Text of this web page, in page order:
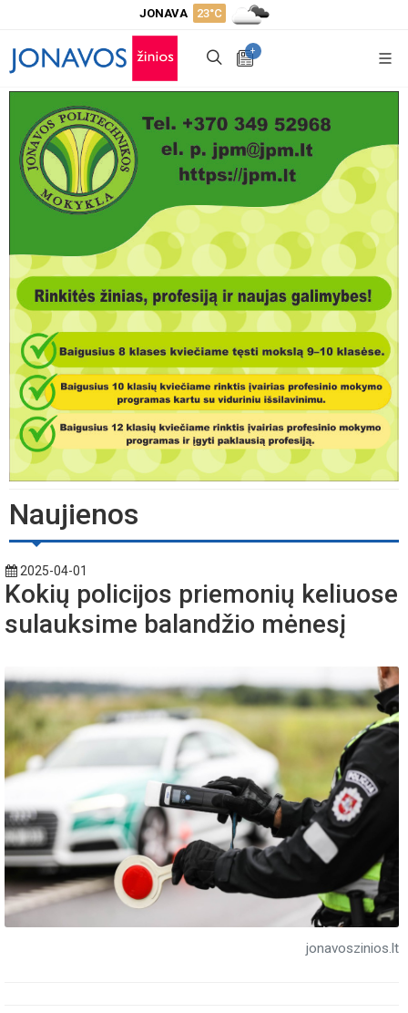
JONAVA 23°C
+
Naujienos
2025-04-01
Kokių policijos priemonių keliuose
sulauksime balandžio mėnesį
jonavoszinios.lt